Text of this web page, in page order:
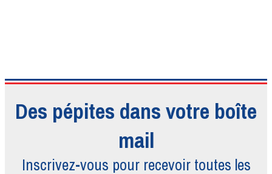
Des pépites dans votre boîte
mail
Inscrivez-vous pour recevoir toutes les